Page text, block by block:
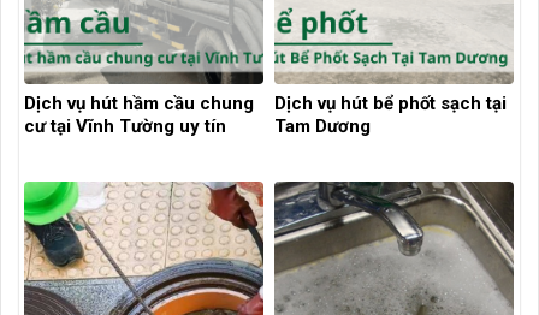
Dịch vụ hút hầm cầu chung
cư tại Vĩnh Tường uy tín
Dịch vụ hút bể phốt sạch tại
Tam Dương